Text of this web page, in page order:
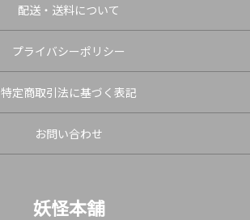
配送・送料について
プライバシーポリシー
特定商取引法に基づく表記
お問い合わせ
妖怪本舗